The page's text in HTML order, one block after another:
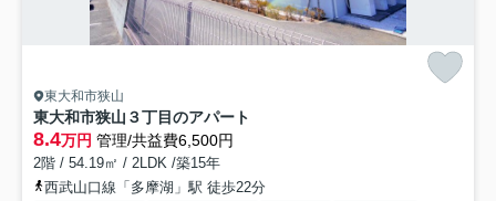
東大和市狭山
東大和市狭山３丁目のアパート
8.4万円 管理/共益費6,500円
2階 / 54.19㎡ / 2LDK /築15年
西武山口線「多摩湖」駅 徒歩22分